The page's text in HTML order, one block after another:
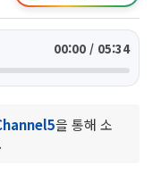
00:00 / 05:34
을 통해 소